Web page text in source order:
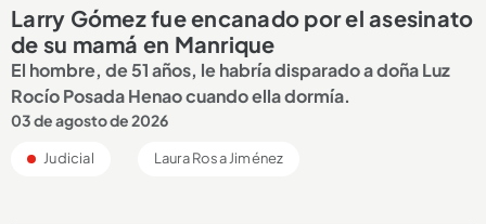
Larry Gómez fue encanado por el asesinato
de su mamá en Manrique
El hombre, de 51 años, le habría disparado a doña Luz
Rocío Posada Henao cuando ella dormía.
03 de agosto de 2026
Judicial Laura Rosa Jiménez